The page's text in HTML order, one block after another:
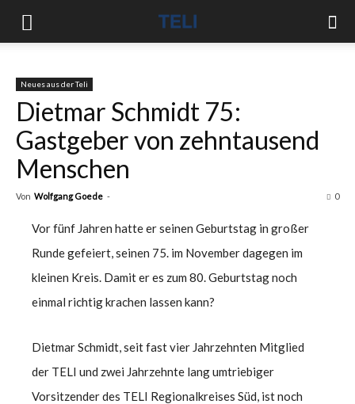
Neues aus der Teli
Dietmar Schmidt 75:
Gastgeber von zehntausend
Menschen
Von Wolfgang Goede - 0
Vor fünf Jahren hatte er seinen Geburtstag in großer
Runde gefeiert, seinen 75. im November dagegen im
kleinen Kreis. Damit er es zum 80. Geburtstag noch
einmal richtig krachen lassen kann?
Dietmar Schmidt, seit fast vier Jahrzehnten Mitglied
der TELI und zwei Jahrzehnte lang umtriebiger
Vorsitzender des TELI Regionalkreises Süd, ist noch